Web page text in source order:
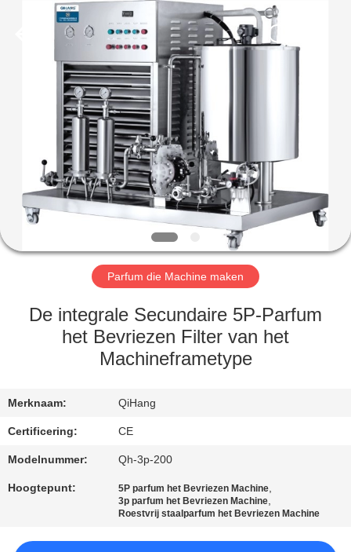
PRODUCTEN
ONGEVEER
ONS
FABRIEKSREIS
KWALITEITSCONTROLE
CONTACTEER
NIEUWS
GEVALLEN
Parfum die Machine maken
De integrale Secundaire 5P-Parfum
het Bevriezen Filter van het
Machineframetype
Merknaam: QiHang
Certificering: CE
Modelnummer: Qh-3p-200
Hoogtepunt: 5P parfum het Bevriezen Machine,
3p parfum het Bevriezen Machine,
Roestvrij staalparfum het Bevriezen Machine